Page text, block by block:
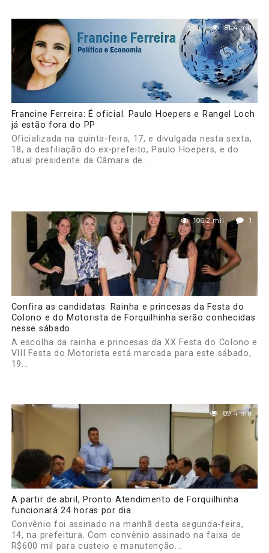
81.4 mil
Francine Ferreira: É oficial. Paulo Hoepers e Rangel Loch
já estão fora do PP
Oficializada na quinta-feira, 17, e divulgada nesta sexta,
18, a desfiliação do ex-prefeito, Paulo Hoepers, e do
atual presidente da Câmara de...
106.2 mil 1
Confira as candidatas: Rainha e princesas da Festa do
Colono e do Motorista de Forquilhinha serão conhecidas
nesse sábado
A escolha da rainha e princesas da XX Festa do Colono e
VIII Festa do Motorista está marcada para este sábado,
19...
89.4 mil
A partir de abril, Pronto Atendimento de Forquilhinha
funcionará 24 horas por dia
Convênio foi assinado na manhã desta segunda-feira,
14, na prefeitura. Com convênio assinado na faixa de
R$600 mil para custeio e manutenção...